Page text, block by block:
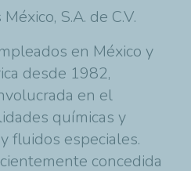
S.A. de C.V.
en México y
desde 1982,
en el
químicas y
fluidos especiales.
concedida